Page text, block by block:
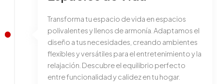
Transforma tu espacio de vida en espacios
polivalentes y llenos de armonía. Adaptamos el
diseño a tus necesidades, creando ambientes
flexibles y versátiles para el entretenimiento y la
relajación. Descubre el equilibrio perfecto
entre funcionalidad y calidez en tu hogar.